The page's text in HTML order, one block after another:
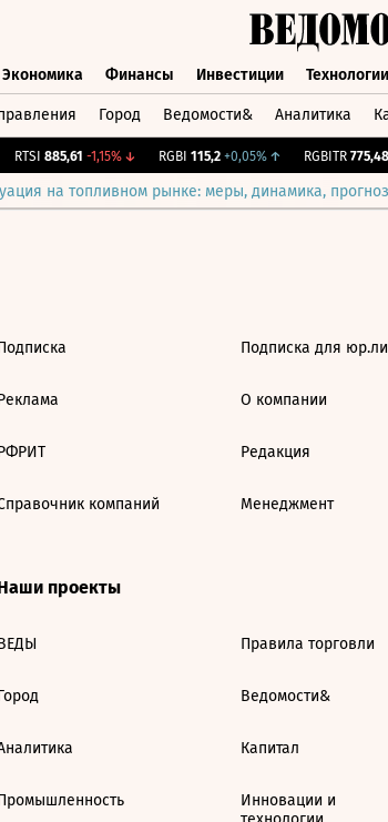
Экономика Финансы Инвестиции Технологии
Город Ведомости& Аналитика
RTSI 885,61 -1,15%↓ RGBI 115,2 +0,05%↑ RGBITR 775,48
на топливном рынке: меры, динамика,
компаний
Подписка для
О компании
Редакция
Менеджмент
проекты
Правила торговли
Ведомости&
Капитал
Инновации и